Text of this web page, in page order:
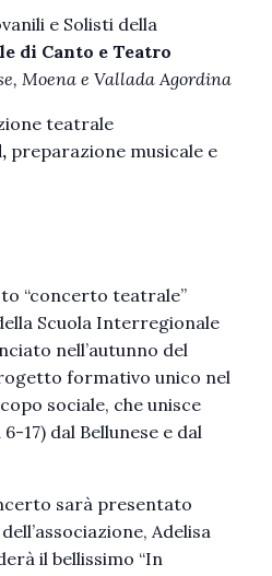
e Solisti della
di Canto e Teatro
Moena e Vallada Agordina
teatrale
preparazione musicale e
“concerto teatrale”
Scuola Interregionale
nell’autunno del
formativo unico nel
sociale, che unisce
17) dal Bellunese e dal
sarà presentato
Adelisa
il bellissimo “In